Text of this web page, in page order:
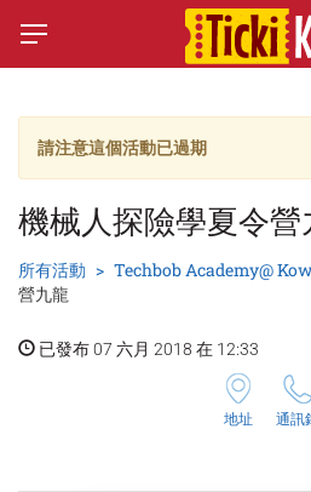
請注意這個活動已過期
機械人探險學夏令營
所有活動 Techbob Academy@
營九龍
已發布 07 六月 2018 在 12:33
地址 通訊